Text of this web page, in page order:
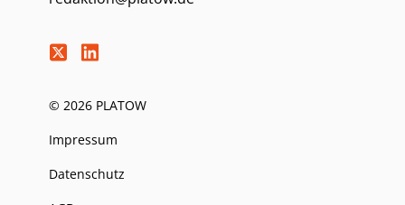
© 2026 PLATOW
Impressum
Datenschutz